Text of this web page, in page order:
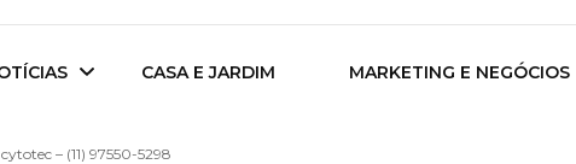
do Balao
CASA E JARDIM MARKETING E NEGÓCIOS
– (11) 97550-5298